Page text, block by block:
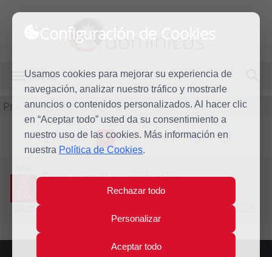
Configuración de Cookies
Usamos cookies para mejorar su experiencia de
navegación, analizar nuestro tráfico y mostrarle
anuncios o contenidos personalizados. Al hacer clic
en “Aceptar todo” usted da su consentimiento a
nuestro uso de las cookies. Más información en
nuestra Política de Cookies.
Rechazar todo
Personalizar
Aceptar todo
dominicos
MENÚ
Predicación
L M X J V S D
Evangelio del día
Vigésimo sexta semana del Tiempo Ordinario - Año Par